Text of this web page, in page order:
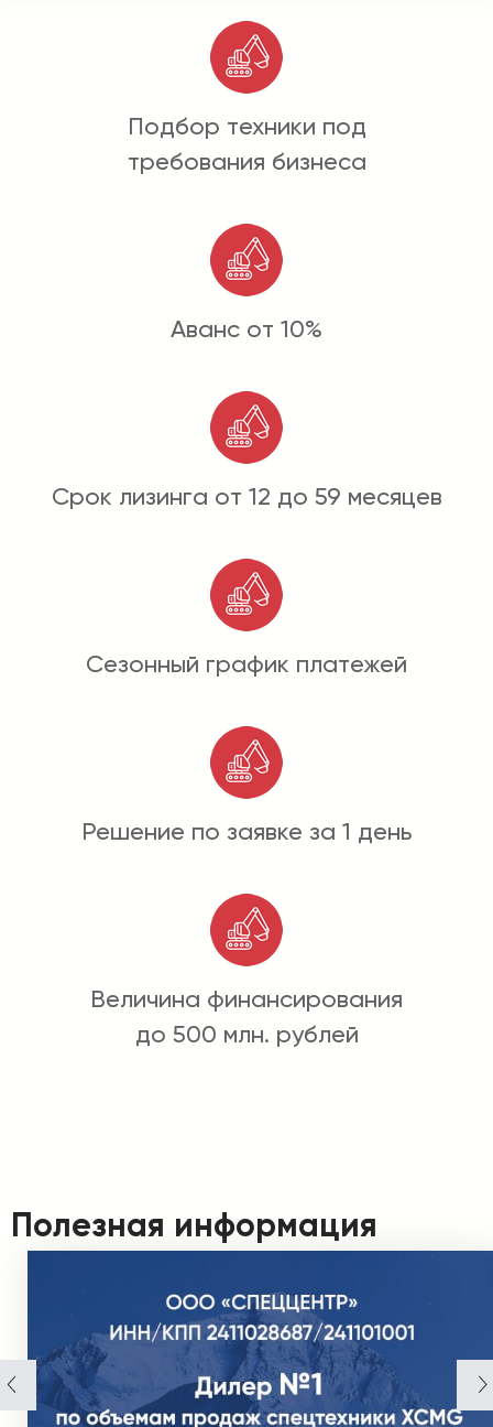
Подбор техники под
требования бизнеса
Аванс от 10%
Срок лизинга от 12 до 59 месяцев
Сезонный график платежей
Решение по заявке за 1 день
Величина финансирования
до 500 млн. рублей
Полезная информация